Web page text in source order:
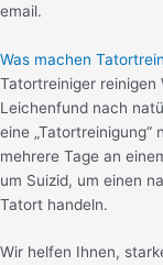
email.
Was machen
Tatortreiniger reinigen
Leichenfund nach
eine
mehrere Tage an
um Suizid, um einen
Tatort handeln.
Wir helfen Ihnen,